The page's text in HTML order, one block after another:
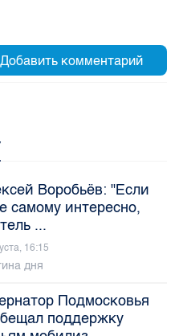
Воробьёв: "Если
самому интересно,
...
16:15
дня
Подмосковья
поддержку